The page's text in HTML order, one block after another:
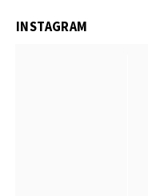
INSTAGRAM